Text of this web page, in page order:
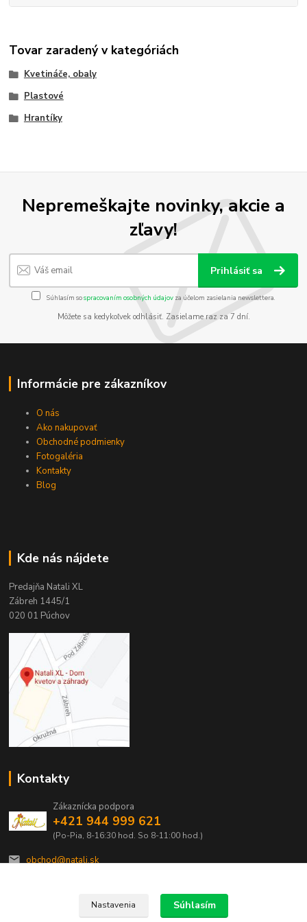
Tovar zaradený v kategóriách
Kvetináče, obaly
Plastové
Hrantíky
Nepremeškajte novinky, akcie a
zľavy!
Prihlásiť sa
Súhlasím sospracovaním osobných údajov za účelom zasielania newslettera.
Môžete sa kedykoľvek odhlásiť. Zasielame raz za 7 dní.
Informácie pre zákazníkov
O nás
Ako nakupovať
Obchodné podmienky
Fotogaléria
Kontakty
Blog
Kde nás nájdete
Predajňa Natali XL
Zábreh 1445/1
020 01 Púchov
Kontakty
Zákaznícka podpora
+421 944 999 621
(Po-Pia, 8-16:30 hod. So 8-11:00 hod.)
obchod@natali.sk
Nastavenia Súhlasím